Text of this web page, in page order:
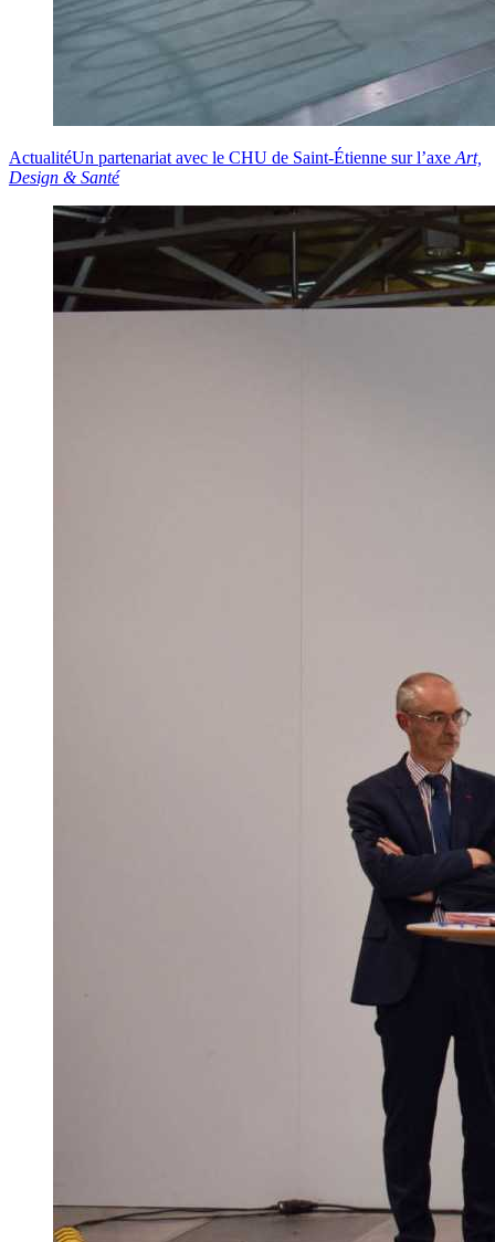
ActualitéUn partenariat avec le CHU de Saint-Étienne sur l’axe Art,
Design & Santé